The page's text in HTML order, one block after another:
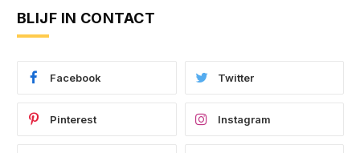
BLIJF IN CONTACT
Facebook Twitter
Pinterest Instagram